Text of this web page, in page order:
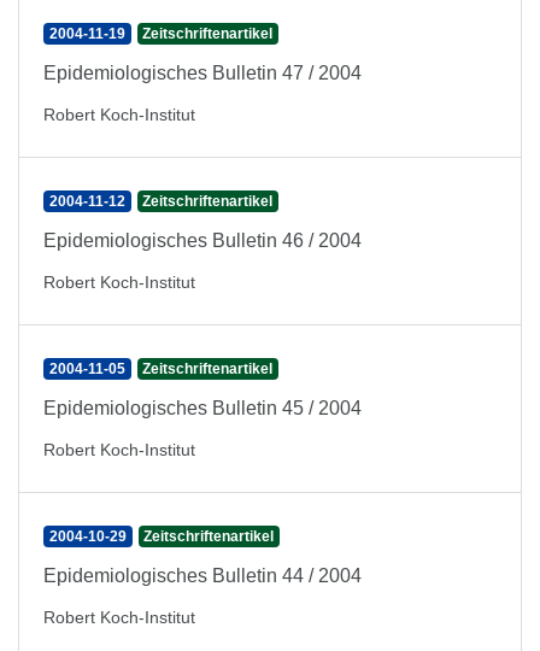
2004-11-19 Zeitschriftenartikel
Epidemiologisches Bulletin 47 / 2004
Robert Koch-Institut
2004-11-12 Zeitschriftenartikel
Epidemiologisches Bulletin 46 / 2004
Robert Koch-Institut
2004-11-05 Zeitschriftenartikel
Epidemiologisches Bulletin 45 / 2004
Robert Koch-Institut
2004-10-29 Zeitschriftenartikel
Epidemiologisches Bulletin 44 / 2004
Robert Koch-Institut